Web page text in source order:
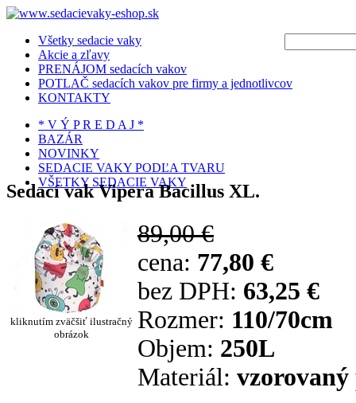
Všetky sedacie vaky
Akcie a zľavy
PRENÁJOM sedacích vakov
POTLAČ sedacích vakov pre firmy a jednotlivcov
KONTAKTY
* V Ý P R E D A J *
BAZÁR
NOVINKY
SEDACIE VAKY PODĽA TVARU
VŠETKY SEDACIE VAKY
Sedací vak Vipera Bacillus XL.
kliknutím zväčšiť ilustračný
obrázok
89,00 €
cena: 77,80 €
bez DPH: 63,25 €
Rozmer: 110/70cm
Objem: 250L
Materiál: vzorovaný